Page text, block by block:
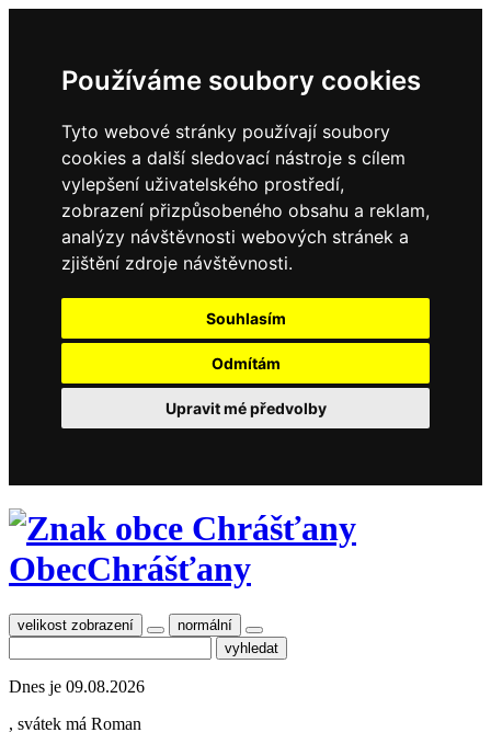
Používáme soubory cookies
Tyto webové stránky používají soubory
cookies a další sledovací nástroje s cílem
vylepšení uživatelského prostředí,
zobrazení přizpůsobeného obsahu a reklam,
analýzy návštěvnosti webových stránek a
zjištění zdroje návštěvnosti.
Souhlasím
Odmítám
Upravit mé předvolby
ObecChrášťany
velikost zobrazení normální
Dnes je 09.08.2026
, svátek má Roman